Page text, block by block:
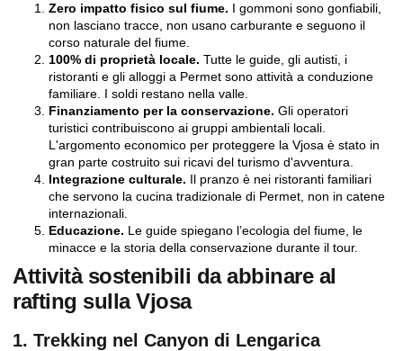
Zero impatto fisico sul fiume. I gommoni sono gonfiabili,
non lasciano tracce, non usano carburante e seguono il
corso naturale del fiume.
100% di proprietà locale. Tutte le guide, gli autisti, i
ristoranti e gli alloggi a Permet sono attività a conduzione
familiare. I soldi restano nella valle.
Finanziamento per la conservazione. Gli operatori
turistici contribuiscono ai gruppi ambientali locali.
L'argomento economico per proteggere la Vjosa è stato in
gran parte costruito sui ricavi del turismo d'avventura.
Integrazione culturale. Il pranzo è nei ristoranti familiari
che servono la cucina tradizionale di Permet, non in catene
internazionali.
Educazione. Le guide spiegano l’ecologia del fiume, le
minacce e la storia della conservazione durante il tour.
Attività sostenibili da abbinare al
rafting sulla Vjosa
1. Trekking nel Canyon di Lengarica